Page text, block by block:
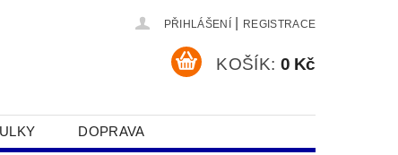
PŘIHLÁŠENÍ REGISTRACE
KOŠÍK: 0 Kč
DOPRAVA